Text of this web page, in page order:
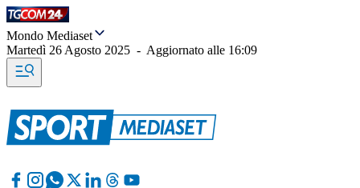
Mondo Mediaset
Martedì 26 Agosto 2025 - Aggiornato alle 16:09